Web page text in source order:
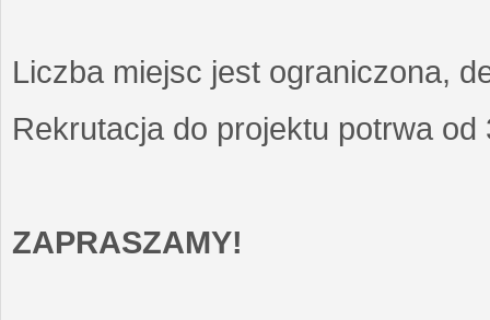
Liczba miejsc jest ograniczona,
Rekrutacja do projektu potrwa
ZAPRASZAMY!